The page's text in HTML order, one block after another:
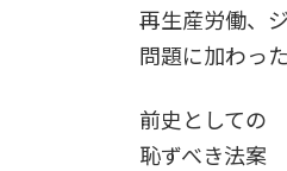
再生産労働、
問題に加わった
前史としての
恥ずべき法案